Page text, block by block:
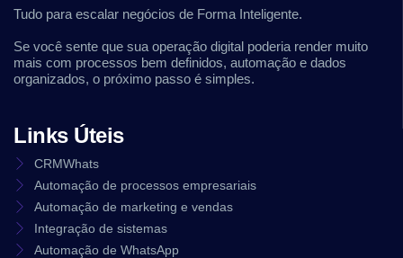
Tudo para escalar negócios de Forma Inteligente.
Se você sente que sua operação digital poderia render muito
mais com processos bem definidos, automação e dados
organizados, o próximo passo é simples.
Links Úteis
CRMWhats
Automação de processos empresariais
Automação de marketing e vendas
Integração de sistemas
Automação de WhatsApp